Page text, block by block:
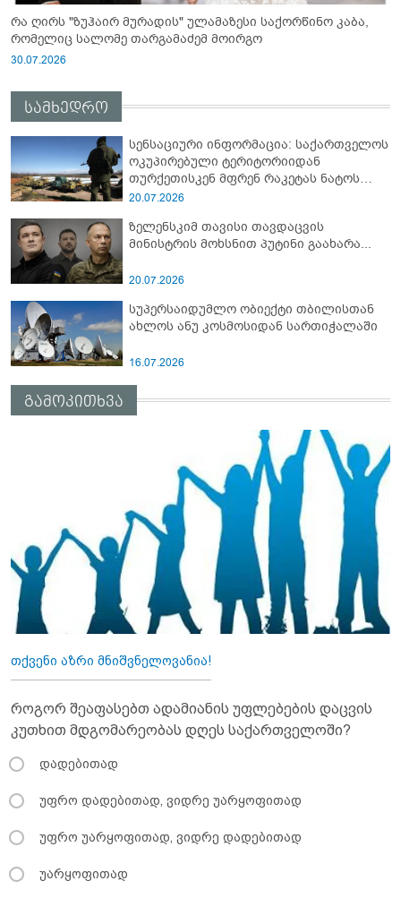
რა ღირს "ზუჰაირ მურადის" ულამაზესი საქორწინო კაბა,
რომელიც სალომე თარგამაძემ მოირგო
30.07.2026
სამხედრო
სენსაციური ინფორმაცია: საქართველოს
ოკუპირებული ტერიტორიიდან
თურქეთისკენ მფრენ რაკეტას ნატოს
სამიტი კინაღამ ჩაუშლია
20.07.2026
ზელენსკიმ თავისი თავდაცვის
მინისტრის მოხსნით პუტინი გაახარა...
20.07.2026
სუპერსაიდუმლო ობიექტი თბილისთან
ახლოს ანუ კოსმოსიდან სართიჭალაში
16.07.2026
გამოკითხვა
თქვენი აზრი მნიშვნელოვანია!
როგორ შეაფასებთ ადამიანის უფლებების დაცვის
კუთხით მდგომარეობას დღეს საქართველოში?
დადებითად
უფრო დადებითად, ვიდრე უარყოფითად
უფრო უარყოფითად, ვიდრე დადებითად
უარყოფითად